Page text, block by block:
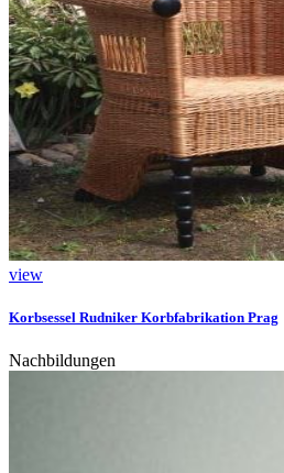
view
Korbsessel Rudniker Korbfabrikation Prag
Nachbildungen